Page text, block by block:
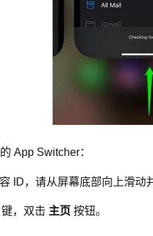
App Switcher：
ID，请从屏幕底部向上滑动
，双击 主页 按钮。